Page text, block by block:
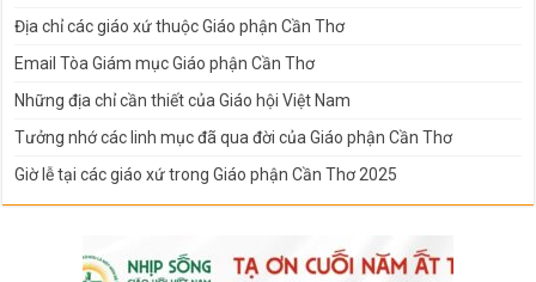
Địa chỉ các giáo xứ thuộc Giáo phận Cần Thơ
Email Tòa Giám mục Giáo phận Cần Thơ
Những địa chỉ cần thiết của Giáo hội Việt Nam
Tưởng nhớ các linh mục đã qua đời của Giáo phận Cần Thơ
Giờ lễ tại các giáo xứ trong Giáo phận Cần Thơ 2025